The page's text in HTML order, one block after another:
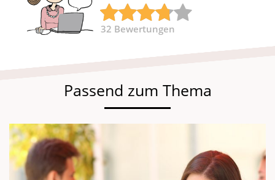
32 Bewertungen
Passend zum Thema